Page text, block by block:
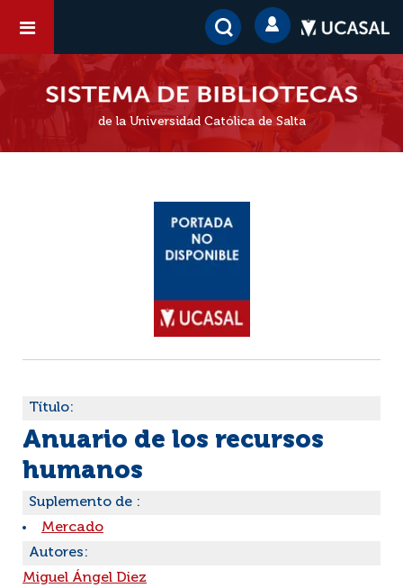
de la Universidad Católica de Salta
Título:
Anuario de los recursos
humanos
Suplemento de :
Mercado
Autores:
Miguel Ángel Diez